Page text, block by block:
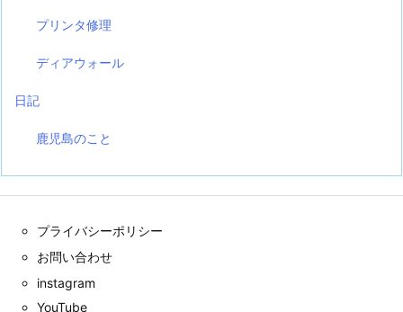
プリンタ修理
ディアウォール
日記
鹿児島のこと
プライバシーポリシー
お問い合わせ
instagram
YouTube